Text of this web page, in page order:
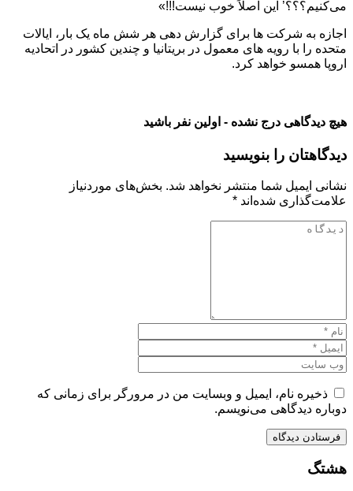
می‌کنیم؟؟؟’ این اصلاً خوب نیست!!!»
اجازه به شرکت‌ ها برای گزارش‌ دهی هر شش ماه یک بار، ایالات
متحده را با رویه‌ های معمول در بریتانیا و چندین کشور در اتحادیه
اروپا همسو خواهد کرد.
هیچ دیدگاهی درج نشده - اولین نفر باشید
دیدگاهتان را بنویسید
نشانی ایمیل شما منتشر نخواهد شد. بخش‌های موردنیاز
علامت‌گذاری شده‌اند *
ذخیره نام، ایمیل و وبسایت من در مرورگر برای زمانی که
دوباره دیدگاهی می‌نویسم.
هشتگ